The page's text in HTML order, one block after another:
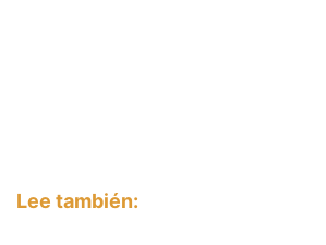
Lee también: